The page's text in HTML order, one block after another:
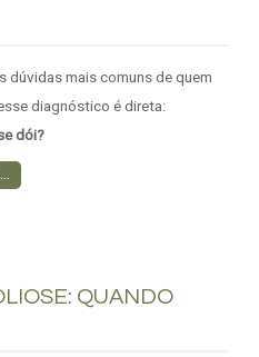
dúvidas mais comuns de quem
diagnóstico é direta:
dói?
QUANDO